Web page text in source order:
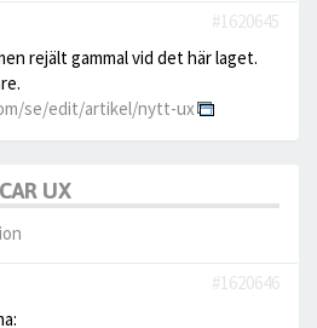
#1620645
rejält gammal vid det här laget.
se/edit/artikel/nytt-ux
UX
#1620646